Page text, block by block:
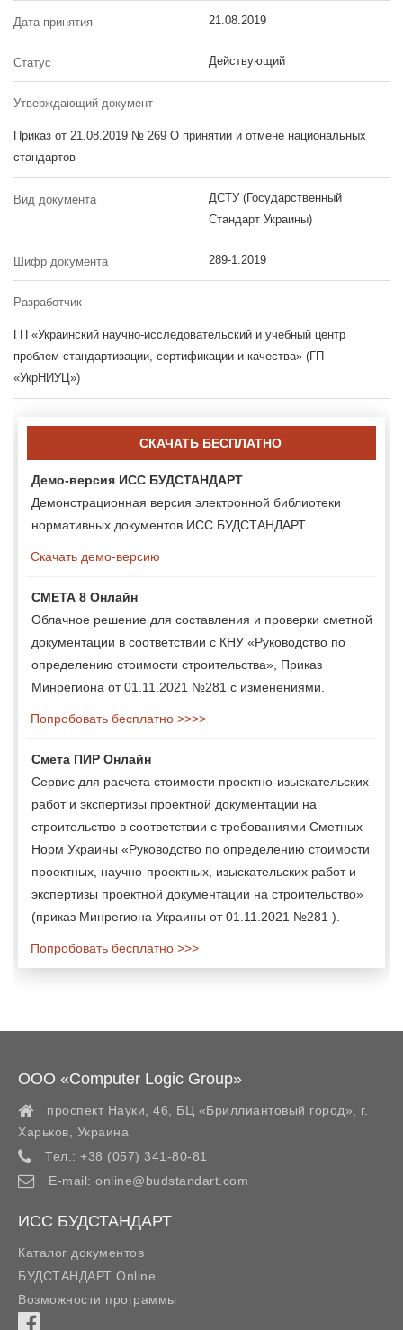
Дата принятия 21.08.2019
Статус Действующий
Утверждающий документ
Приказ от 21.08.2019 № 269 О принятии и отмене национальных
стандартов
Вид документа
ДСТУ (Государственный
Стандарт Украины)
Шифр документа 289-1:2019
Разработчик
ГП «Украинский научно-исследовательский и учебный центр
проблем стандартизации, сертификации и качества» (ГП
«УкрНИУЦ»)
СКАЧАТЬ БЕСПЛАТНО
Демо-версия ИСС БУДСТАНДАРТ
Демонстрационная версия электронной библиотеки
нормативных документов ИСС БУДСТАНДАРТ.
Скачать демо-версию
СМЕТА 8 Онлайн
Облачное решение для составления и проверки сметной
документации в соответствии с КНУ «Руководство по
определению стоимости строительства», Приказ
Минрегиона от 01.11.2021 №281 с изменениями.
Попробовать бесплатно >>>>
Смета ПИР Онлайн
Сервис для расчета стоимости проектно-изыскательских
работ и экспертизы проектной документации на
строительство в соответствии с требованиями Сметных
Норм Украины «Руководство по определению стоимости
проектных, научно-проектных, изыскательских работ и
экспертизы проектной документации на строительство»
(приказ Минрегиона Украины от 01.11.2021 №281 ).
Попробовать бесплатно >>>
ООО «Computer Logic Group»
проспект Науки, 46, БЦ «Бриллиантовый город»,
г.
Харьков
Украина
Тел.: +38 (057) 341-80-81
E-mail: online@budstandart.com
ИСС БУДСТАНДАРТ
Каталог документов
БУДСТАНДАРТ Online
Возможности программы